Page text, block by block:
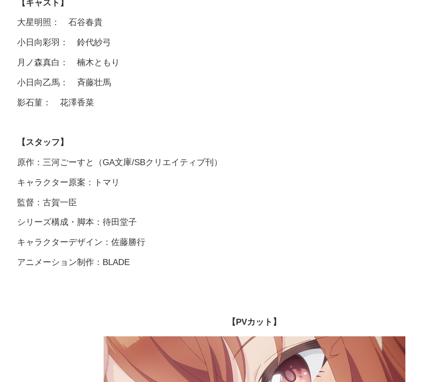
【キャスト】
大星明照： 石谷春貴
小日向彩羽： 鈴代紗弓
月ノ森真白： 楠木ともり
小日向乙馬： 斉藤壮馬
影石菫： 花澤香菜
【スタッフ】
原作：三河ごーすと（GA文庫/SBクリエイティブ刊）
キャラクター原案：トマリ
監督：古賀一臣
シリーズ構成・脚本：待田堂子
キャラクターデザイン：佐藤勝行
アニメーション制作：BLADE
【PVカット】